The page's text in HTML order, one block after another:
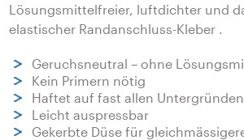
Lösungsmittelfreier, luftdichter und
elastischer Randanschluss-Kleber .
Geruchsneutral – ohne
Kein Primern nötig
Haftet auf fast allen Untergründen
Leicht auspressbar
Gekerbte Düse für